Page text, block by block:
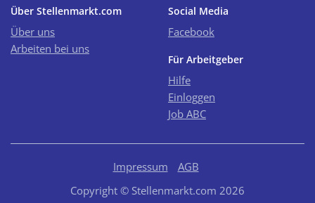
Über Stellenmarkt.com
Über uns
Arbeiten bei uns
Social Media
Facebook
Für Arbeitgeber
Hilfe
Einloggen
Job ABC
Impressum
AGB
Copyright © Stellenmarkt.com 2026